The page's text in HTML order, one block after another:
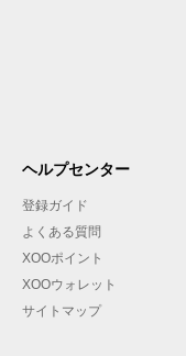
ヘルプセンター
登録ガイド
よくある質問
XOOポイント
XOOウォレット
サイトマップ